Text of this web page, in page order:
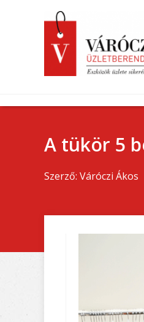
A tükör 5
Szerző: Váróczi Ákos